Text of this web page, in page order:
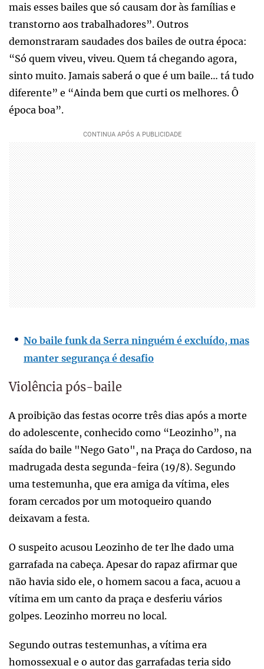
mais esses bailes que só causam dor às famílias e
transtorno aos trabalhadores”. Outros
demonstraram saudades dos bailes de outra época:
“Só quem viveu, viveu. Quem tá chegando agora,
sinto muito. Jamais saberá o que é um baile… tá tudo
diferente” e “Ainda bem que curti os melhores. Ô
época boa”.
No baile funk da Serra ninguém é excluído, mas
manter segurança é desafio
Violência pós-baile
A proibição das festas ocorre três dias após a morte
do adolescente, conhecido como “Leozinho”, na
saída do baile "Nego Gato", na Praça do Cardoso, na
madrugada desta segunda-feira (19/8). Segundo
uma testemunha, que era amiga da vítima, eles
foram cercados por um motoqueiro quando
deixavam a festa.
O suspeito acusou Leozinho de ter lhe dado uma
garrafada na cabeça. Apesar do rapaz afirmar que
não havia sido ele, o homem sacou a faca, acuou a
vítima em um canto da praça e desferiu vários
golpes. Leozinho morreu no local.
Segundo outras testemunhas, a vítima era
homossexual e o autor das garrafadas teria sido